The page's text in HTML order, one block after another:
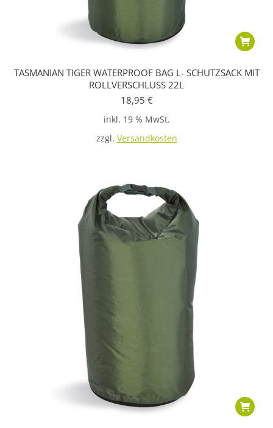
TASMANIAN TIGER WATERPROOF BAG L- SCHUTZSACK MIT
ROLLVERSCHLUSS 22L
18,95 €
inkl. 19 % MwSt.
zzgl. Versandkosten